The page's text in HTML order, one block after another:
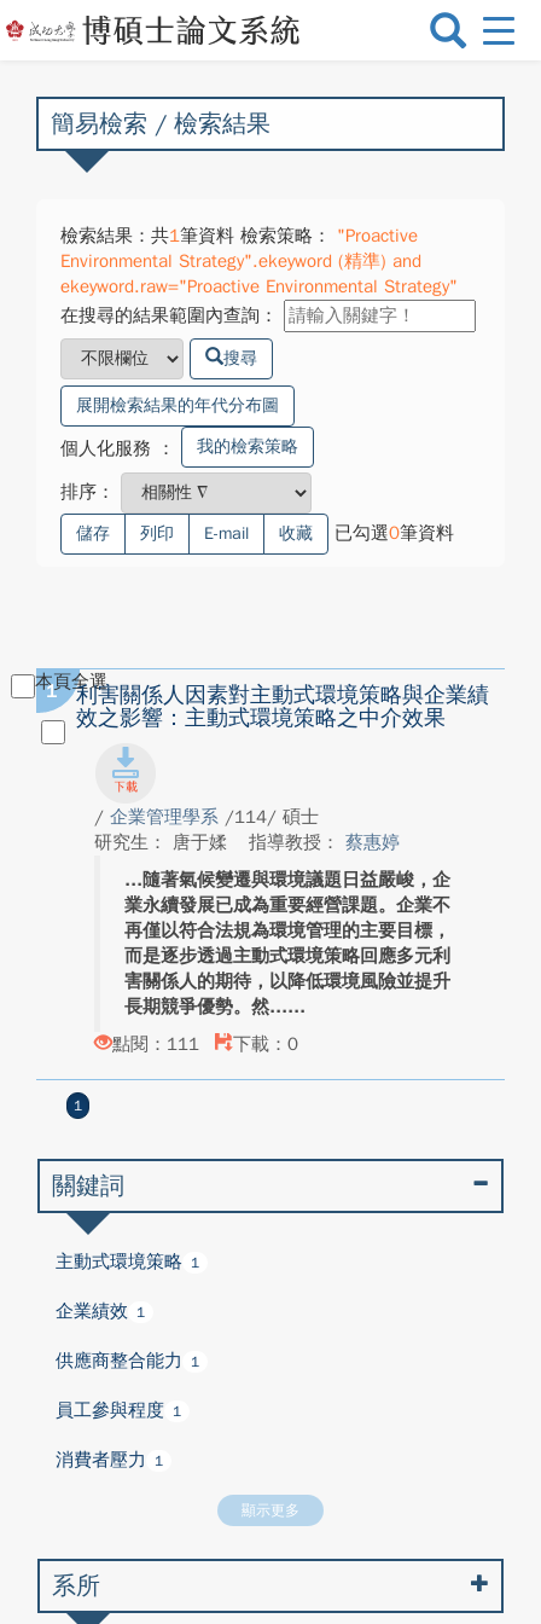
選
換
簡易檢索 / 檢索結果
檢索結果：共1筆資料 檢索策略：
"Proactive
Environmental Strategy".ekeyword (精準) and
ekeyword.raw="Proactive Environmental Strategy"
在搜尋的結果範圍內查詢：
搜尋
展開檢索結果的年代分布圖
個人化服務 ： 我的檢索策略
排序：
儲存 列印 E-mail 收藏 已勾選0筆資料
本頁全選
1
利害關係人因素對主動式環境策略與企業績
效之影響：主動式環境策略之中介效果
/ 企業管理學系 /114/ 碩士
研究生： 唐于媃
指導教授： 蔡惠婷
隨著氣候變遷與環境議題日益嚴峻，企
業永續發展已成為重要經營課題。企業不
再僅以符合法規為環境管理的主要目標，
而是逐步透過主動式環境策略回應多元利
害關係人的期待，以降低環境風險並提升
長期競爭優勢。然...
點閱：111
下載：0
1
關鍵詞
主動式環境策略 1
企業績效 1
供應商整合能力 1
員工參與程度 1
消費者壓力 1
顯示更多
系所